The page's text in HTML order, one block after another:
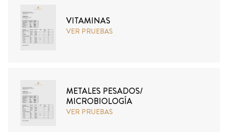
VITAMINAS
VER PRUEBAS
METALES PESADOS/
MICROBIOLOGÍA
VER PRUEBAS